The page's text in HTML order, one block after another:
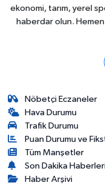
ekonomi, tarım, yerel
haberdar olun. Hemen
Nöbetçi Eczaneler
Hava Durumu
Trafik Durumu
Puan Durumu ve
Tüm Manşetler
Son Dakika
Haber Arşivi